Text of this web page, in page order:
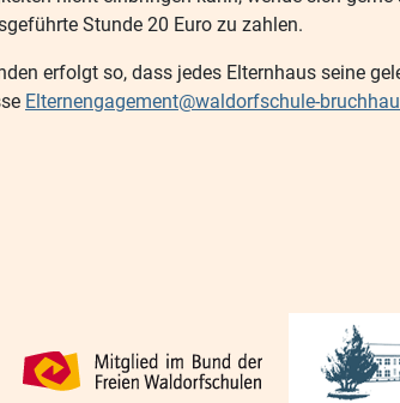
Stunde 20 Euro zu zahlen.
erfolgt so, dass jedes Elternhaus seine
Elternengagement@waldorfschule-